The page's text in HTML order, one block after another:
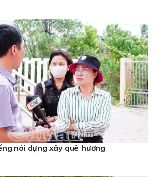
nói dựng xây quê hương